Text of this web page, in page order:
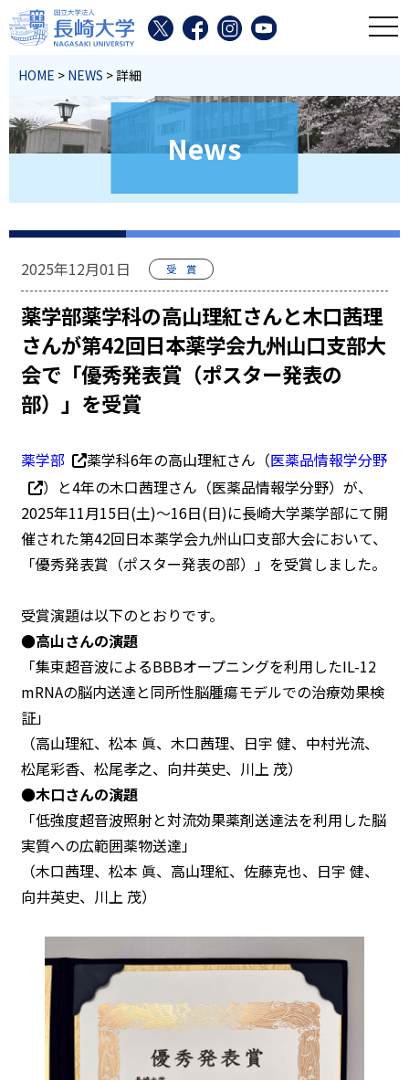
HOME > NEWS > 詳細
News
2025年12月01日 受 賞
薬学部薬学科の高山理紅さんと木口茜理
さんが第42回日本薬学会九州山口支部大
会で「優秀発表賞（ポスター発表の
部）」を受賞
薬学部 薬学科6年の高山理紅さん（医薬品情報学分野
）と4年の木口茜理さん（医薬品情報学分野）が、
2025年11月15日(土)～16日(日)に長崎大学薬学部にて開
催された第42回日本薬学会九州山口支部大会において、
「優秀発表賞（ポスター発表の部）」を受賞しました。
受賞演題は以下のとおりです。
●高山さんの演題
「集束超音波によるBBBオープニングを利用したIL-12
mRNAの脳内送達と同所性脳腫瘍モデルでの治療効果検
証」
（高山理紅、松本 眞、木口茜理、日宇 健、中村光流、
松尾彩香、松尾孝之、向井英史、川上 茂）
●木口さんの演題
「低強度超音波照射と対流効果薬剤送達法を利用した脳
実質への広範囲薬物送達」
（木口茜理、松本 眞、高山理紅、佐藤克也、日宇 健、
向井英史、川上 茂）